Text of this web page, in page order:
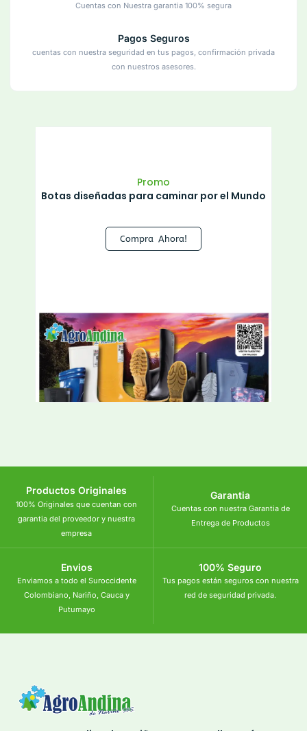
Cuentas con Nuestra garantia 100% segura
Pagos Seguros
cuentas con nuestra seguridad en tus pagos, confirmación privada
con nuestros asesores.
Promo
Botas diseñadas para caminar por el Mundo
Compra Ahora!
Productos Originales
100% Originales que cuentan con
garantia del proveedor y nuestra
empresa
Garantia
Cuentas con nuestra Garantia de
Entrega de Productos
Envios
Enviamos a todo el Suroccidente
Colombiano, Nariño, Cauca y
Putumayo
100% Seguro
Tus pagos están seguros con nuestra
red de seguridad privada.